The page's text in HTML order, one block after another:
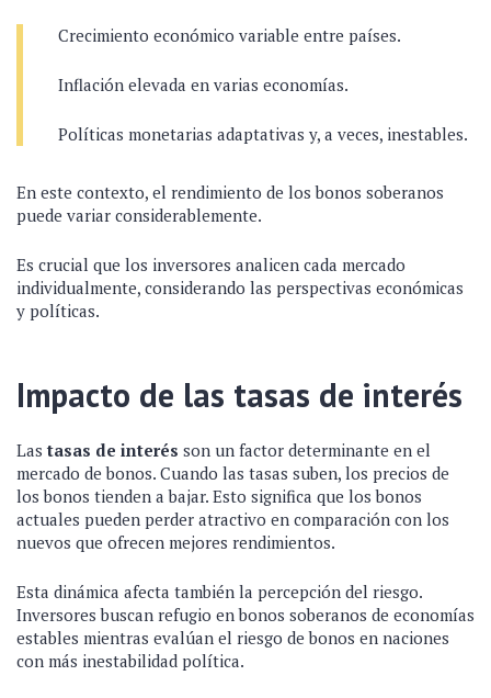
Crecimiento económico variable entre países.
Inflación elevada en varias economías.
Políticas monetarias adaptativas y, a veces, inestables.
En este contexto, el rendimiento de los bonos soberanos
puede variar considerablemente.
Es crucial que los inversores analicen cada mercado
individualmente, considerando las perspectivas económicas
y políticas.
Impacto de las tasas de interés
Lastasas de interés son un factor determinante en el
mercado de bonos. Cuando las tasas suben, los precios de
los bonos tienden a bajar. Esto significa que los bonos
actuales pueden perder atractivo en comparación con los
nuevos que ofrecen mejores rendimientos.
Esta dinámica afecta también la percepción del riesgo.
Inversores buscan refugio en bonos soberanos de economías
estables mientras evalúan el riesgo de bonos en naciones
con más inestabilidad política.